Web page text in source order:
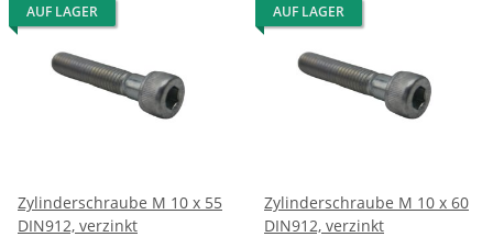
AUF LAGER
Zylinderschraube M 10 x 55
DIN912, verzinkt
AUF LAGER
Zylinderschraube M 10 x 60
DIN912, verzinkt